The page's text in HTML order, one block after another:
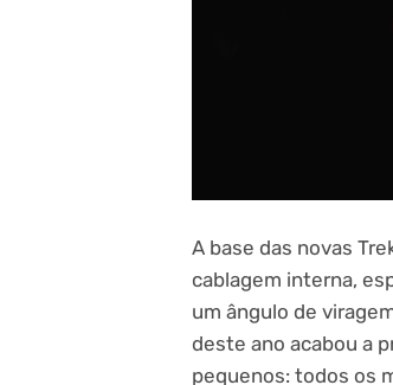
A base das novas
cablagem interna,
um ângulo de
deste ano acabou a
pequenos: todos os